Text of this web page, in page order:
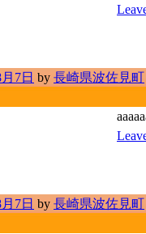
7日 by 長崎県波佐見町
7日 by 長崎県波佐見町